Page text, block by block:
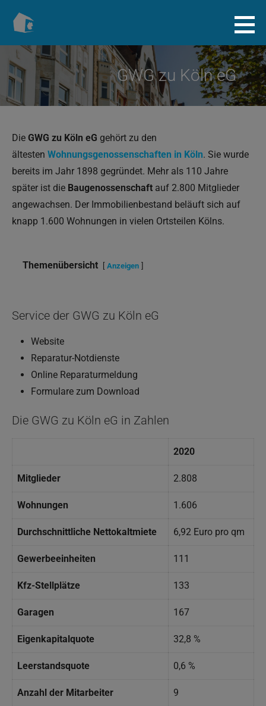
Inhalt
Baugenossenschaft.info
GWG zu Köln eG
Die GWG zu Köln eG gehört zu den
ältesten Wohnungsgenossenschaften in Köln. Sie wurde
bereits im Jahr 1898 gegründet. Mehr als 110 Jahre
später ist die Baugenossenschaft auf 2.800 Mitglieder
angewachsen. Der Immobilienbestand beläuft sich auf
knapp 1.600 Wohnungen in vielen Ortsteilen Kölns.
Themenübersicht Anzeigen
Service der GWG zu Köln eG
Website
Reparatur-Notdienste
Online Reparaturmeldung
Formulare zum Download
Die GWG zu Köln eG in Zahlen
2020
Mitglieder 2.808
Wohnungen 1.606
Durchschnittliche Nettokaltmiete 6,92 Euro pro qm
Gewerbeeinheiten 111
Kfz-Stellplätze 133
Garagen 167
Eigenkapitalquote 32,8 %
Leerstandsquote 0,6 %
Anzahl der Mitarbeiter 9